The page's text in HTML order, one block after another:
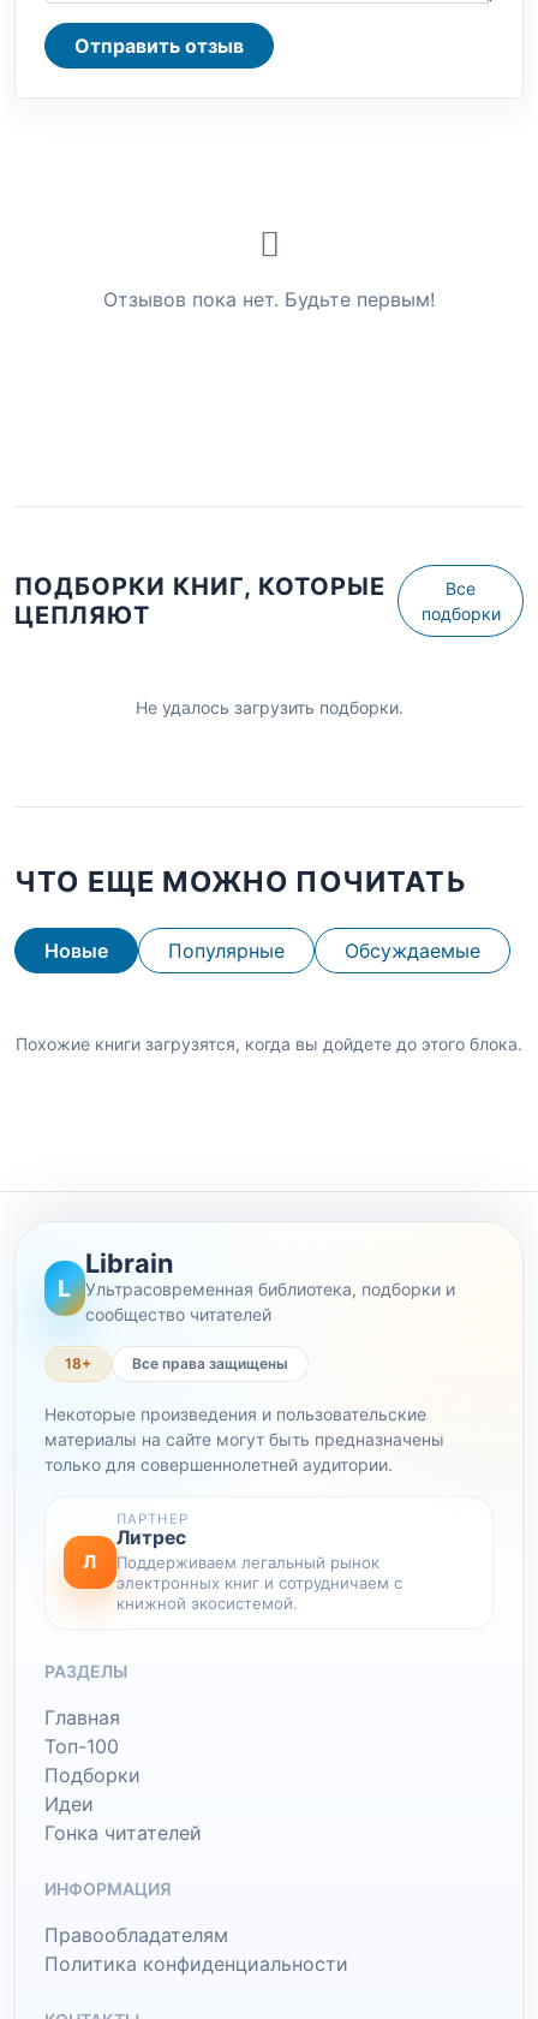
Отправить отзыв
Отзывов пока нет. Будьте первым!
ПОДБОРКИ КНИГ, КОТОРЫЕ
ЦЕПЛЯЮТ
Все
подборки
Не удалось загрузить подборки.
ЧТО ЕЩЕ МОЖНО ПОЧИТАТЬ
Новые Популярные Обсуждаемые
Похожие книги загрузятся, когда вы дойдете до этого блока.
L
Librain
Ультрасовременная библиотека, подборки и
сообщество читателей
18+ Все права защищены
Некоторые произведения и пользовательские
материалы на сайте могут быть предназначены
только для совершеннолетней аудитории.
Л
ПАРТНЕР
Литрес
Поддерживаем легальный рынок
электронных книг и сотрудничаем с
книжной экосистемой.
РАЗДЕЛЫ
Главная
Топ-100
Подборки
Идеи
Гонка читателей
ИНФОРМАЦИЯ
Правообладателям
Политика конфиденциальности